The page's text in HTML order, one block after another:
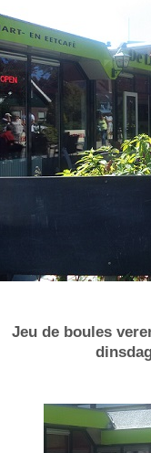
Jeu de boules